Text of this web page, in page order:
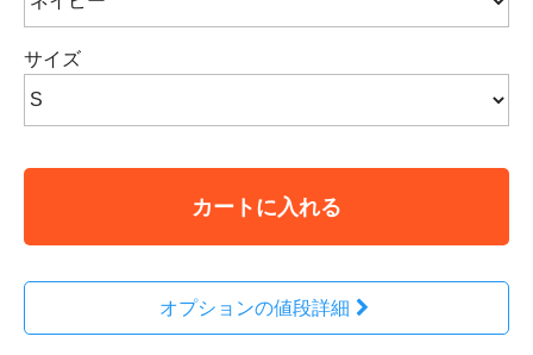
サイズ
カートに入れる
オプションの値段詳細